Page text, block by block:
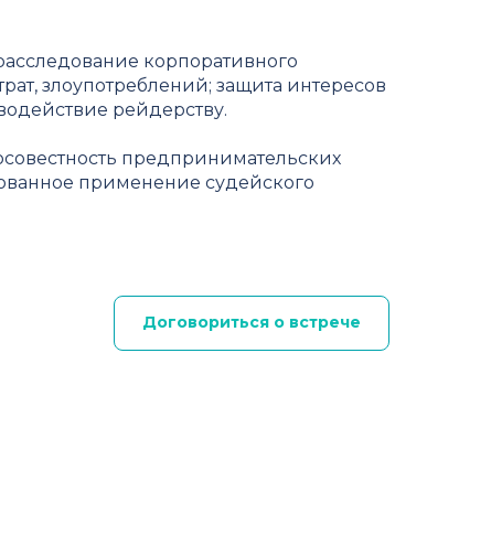
Договориться о встрече
корпоративного
злоупотреблений; защита интересов
рейдерству.
предпринимательских
применение судейского